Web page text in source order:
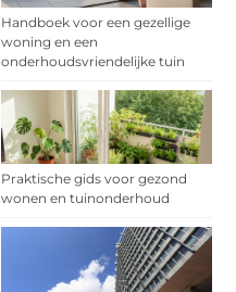
Handboek voor een gezellige
woning en een
onderhoudsvriendelijke tuin
Praktische gids voor gezond
wonen en tuinonderhoud